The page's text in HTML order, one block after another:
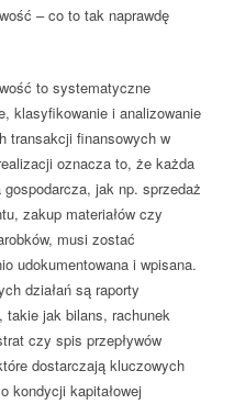
– co to tak naprawdę
to systematyczne
klasyfikowanie i analizowanie
transakcji finansowych w
oznacza to, że każda
jak np. sprzedaż
zakup materiałów czy
musi zostać
udokumentowana i wpisana.
działań są raporty
takie jak bilans, rachunek
czy spis przepływów
dostarczają kluczowych
kondycji kapitałowej